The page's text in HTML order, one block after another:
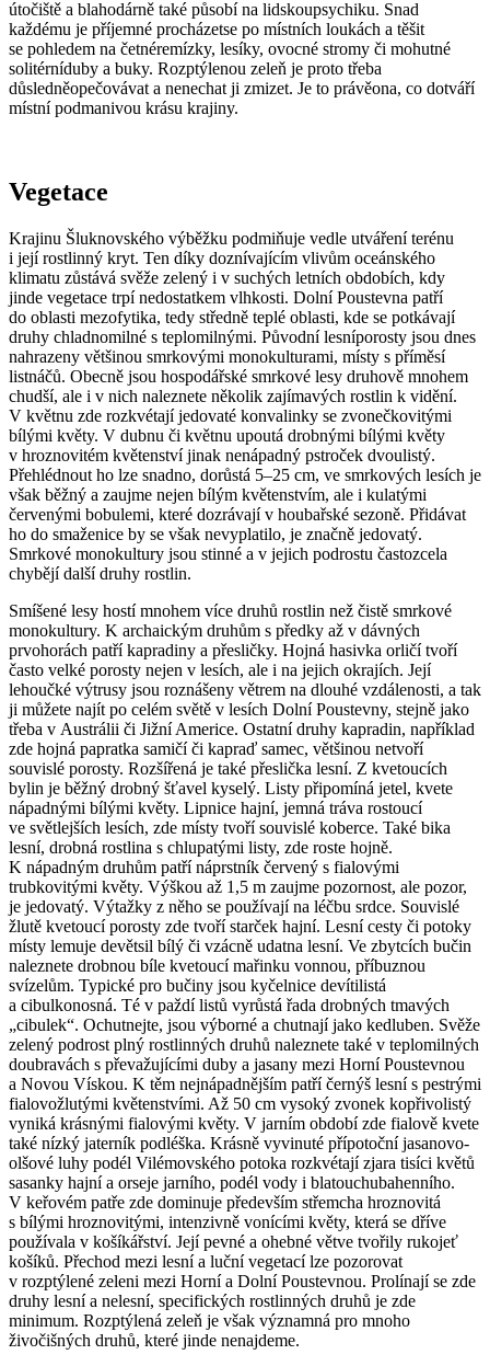
útočiště a blahodárně také působí na lidskoupsychiku. Snad
každému je příjemné procházetse po místních loukách a těšit
se pohledem na četnéremízky, lesíky, ovocné stromy či mohutné
solitérníduby a buky. Rozptýlenou zeleň je proto třeba
důsledněopečovávat a nenechat ji zmizet. Je to právěona, co dotváří
místní podmanivou krásu krajiny.
Vegetace
Krajinu Šluknovského výběžku podmiňuje vedle utváření terénu
i její rostlinný kryt. Ten díky doznívajícím vlivům oceánského
klimatu zůstává svěže zelený i v suchých letních obdobích, kdy
jinde vegetace trpí nedostatkem vlhkosti. Dolní Poustevna patří
do oblasti mezofytika, tedy středně teplé oblasti, kde se potkávají
druhy chladnomilné s teplomilnými. Původní lesníporosty jsou dnes
nahrazeny většinou smrkovými monokulturami, místy s příměsí
listnáčů. Obecně jsou hospodářské smrkové lesy druhově mnohem
chudší, ale i v nich naleznete několik zajímavých rostlin k vidění.
V květnu zde rozkvétají jedovaté konvalinky se zvonečkovitými
bílými květy. V dubnu či květnu upoutá drobnými bílými květy
v hroznovitém květenství jinak nenápadný pstroček dvoulistý.
Přehlédnout ho lze snadno, dorůstá 5–25 cm, ve smrkových lesích je
však běžný a zaujme nejen bílým květenstvím, ale i kulatými
červenými bobulemi, které dozrávají v houbařské sezoně. Přidávat
ho do smaženice by se však nevyplatilo, je značně jedovatý.
Smrkové monokultury jsou stinné a v jejich podrostu častozcela
chybějí další druhy rostlin.
Smíšené lesy hostí mnohem více druhů rostlin než čistě smrkové
monokultury. K archaickým druhům s předky až v dávných
prvohorách patří kapradiny a přesličky. Hojná hasivka orličí tvoří
často velké porosty nejen v lesích, ale i na jejich okrajích. Její
lehoučké výtrusy jsou roznášeny větrem na dlouhé vzdálenosti, a tak
ji můžete najít po celém světě v lesích Dolní Poustevny, stejně jako
třeba v Austrálii či Jižní Americe. Ostatní druhy kapradin, například
zde hojná papratka samičí či kapraď samec, většinou netvoří
souvislé porosty. Rozšířená je také přeslička lesní. Z kvetoucích
bylin je běžný drobný šťavel kyselý. Listy připomíná jetel, kvete
nápadnými bílými květy. Lipnice hajní, jemná tráva rostoucí
ve světlejších lesích, zde místy tvoří souvislé koberce. Také bika
lesní, drobná rostlina s chlupatými listy, zde roste hojně.
K nápadným druhům patří náprstník červený s fialovými
trubkovitými květy. Výškou až 1,5 m zaujme pozornost, ale pozor,
je jedovatý. Výtažky z něho se používají na léčbu srdce. Souvislé
žlutě kvetoucí porosty zde tvoří starček hajní. Lesní cesty či potoky
místy lemuje devětsil bílý či vzácně udatna lesní. Ve zbytcích bučin
naleznete drobnou bíle kvetoucí mařinku vonnou, příbuznou
svízelům. Typické pro bučiny jsou kyčelnice devítilistá
a cibulkonosná. Té v paždí listů vyrůstá řada drobných tmavých
„cibulek“. Ochutnejte, jsou výborné a chutnají jako kedluben. Svěže
zelený podrost plný rostlinných druhů naleznete také v teplomilných
doubravách s převažujícími duby a jasany mezi Horní Poustevnou
a Novou Vískou. K těm nejnápadnějším patří černýš lesní s pestrými
fialovožlutými květenstvími. Až 50 cm vysoký zvonek kopřivolistý
vyniká krásnými fialovými květy. V jarním období zde fialově kvete
také nízký jaterník podléška. Krásně vyvinuté přípotoční jasanovo-
olšové luhy podél Vilémovského potoka rozkvétají zjara tisíci květů
sasanky hajní a orseje jarního, podél vody i blatouchubahenního.
V keřovém patře zde dominuje především střemcha hroznovitá
s bílými hroznovitými, intenzivně vonícími květy, která se dříve
používala v košíkářství. Její pevné a ohebné větve tvořily rukojeť
košíků. Přechod mezi lesní a luční vegetací lze pozorovat
v rozptýlené zeleni mezi Horní a Dolní Poustevnou. Prolínají se zde
druhy lesní a nelesní, specifických rostlinných druhů je zde
minimum. Rozptýlená zeleň je však významná pro mnoho
živočišných druhů, které jinde nenajdeme.